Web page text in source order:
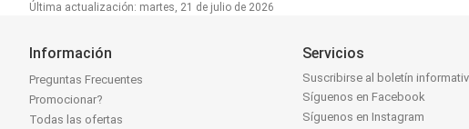
Última actualización: martes, 21 de julio de 2026
Información
Preguntas Frecuentes
Promocionar?
Todas las ofertas
Servicios
Suscribirse al boletín
Síguenos en Facebook
Síguenos en Instagram